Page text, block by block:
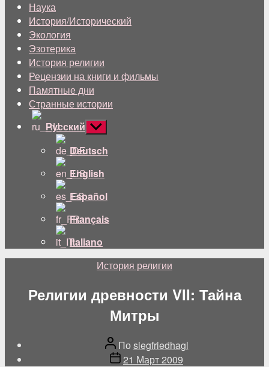
Наука
История/Исторический
Экология
Эзотерика
История религии
Рецензии на книги и фильмы
Памятные дни
Странные истории
Русский Показывать
подменю
Deutsch
English
Español
Français
Italiano
Категории
История религии
Религии древности VII: Тайна
Митры
Автор
поста
Поsiegfriedhagl
Дата21 Март 2009